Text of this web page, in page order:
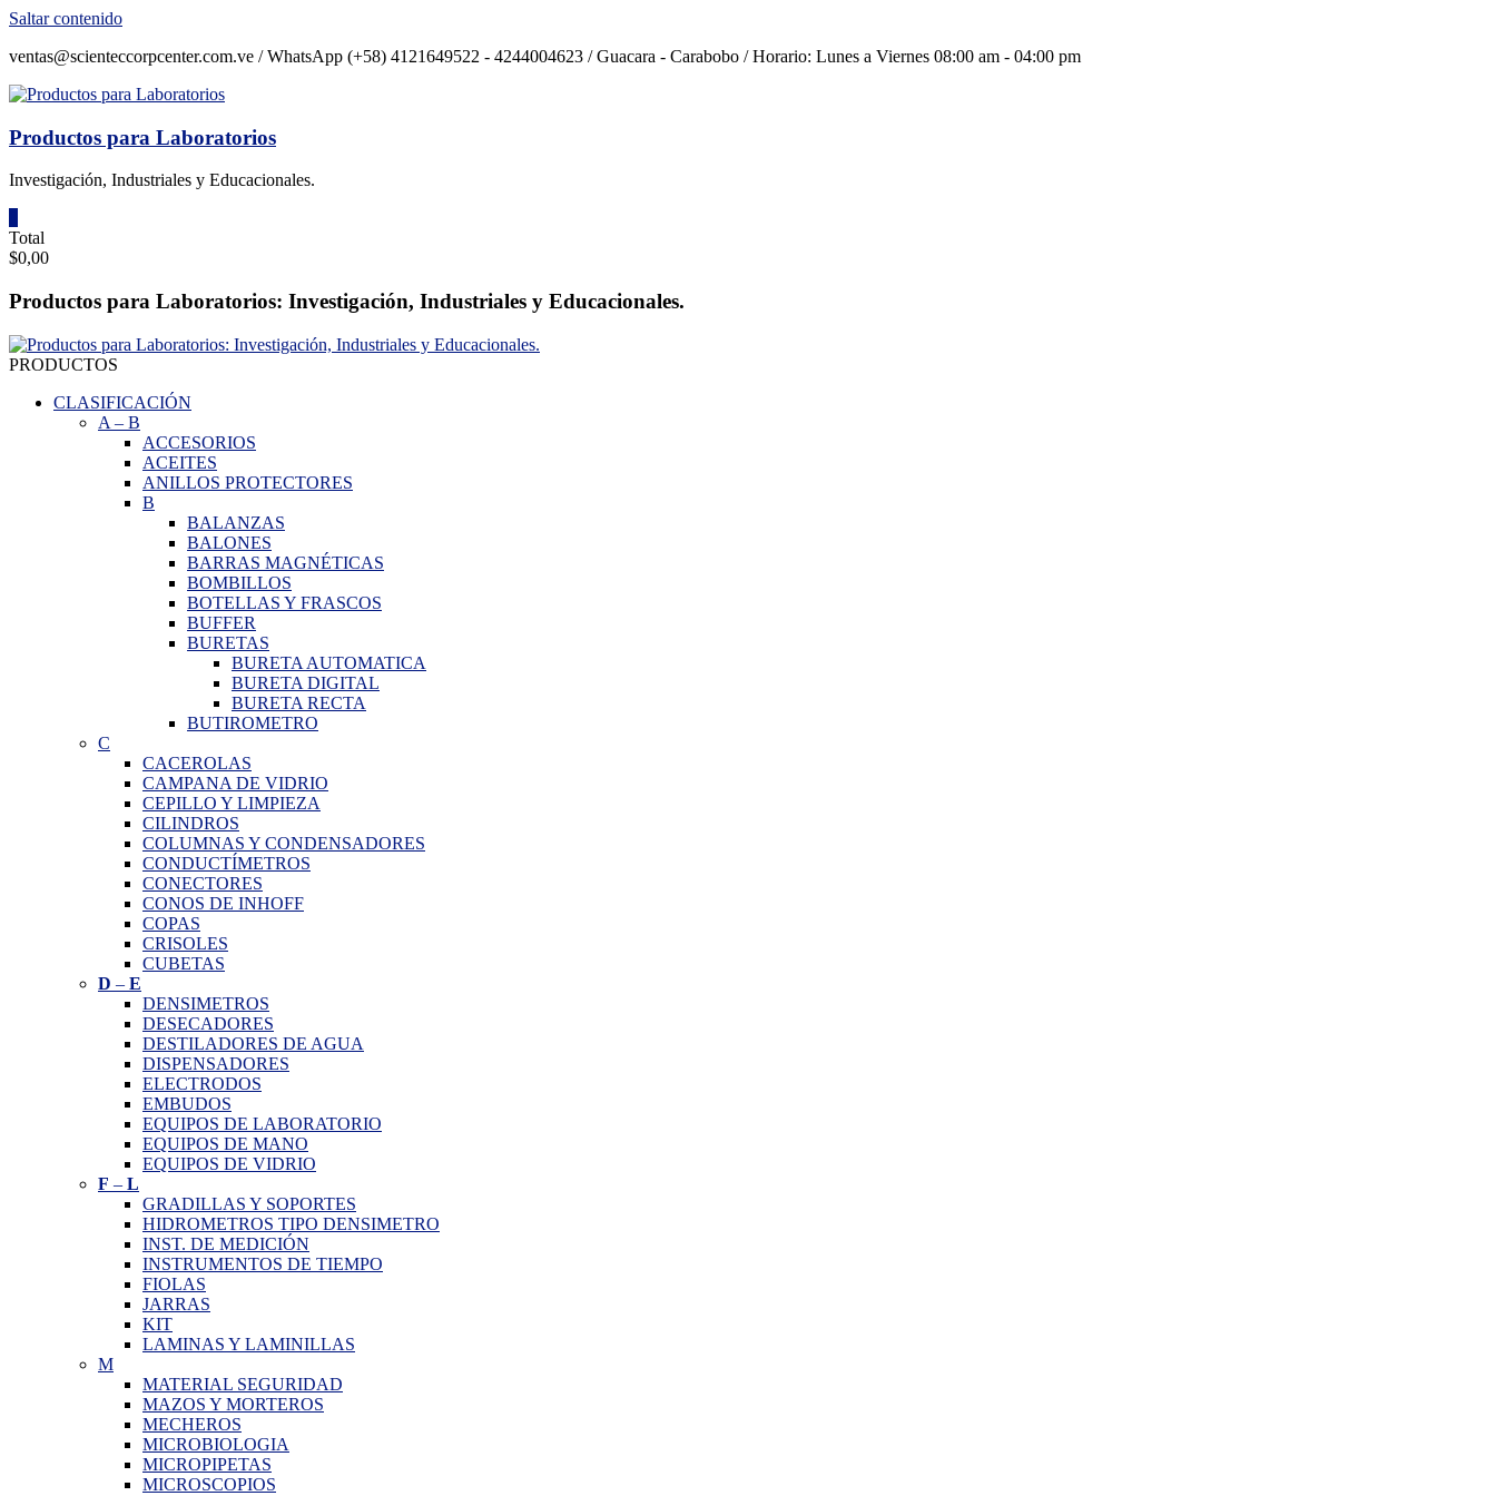
Saltar contenido
ventas@scienteccorpcenter.com.ve / WhatsApp (+58) 4121649522 - 4244004623 / Guacara - Carabobo / Horario: Lunes a Viernes 08:00 am - 04:00 pm
Productos para Laboratorios
Investigación, Industriales y Educacionales.
Total
$0,00
Productos para Laboratorios: Investigación, Industriales y Educacionales.
PRODUCTOS
CLASIFICACIÓN
A – B
ACCESORIOS
ACEITES
ANILLOS PROTECTORES
B
BALANZAS
BALONES
BARRAS MAGNÉTICAS
BOMBILLOS
BOTELLAS Y FRASCOS
BUFFER
BURETAS
BURETA AUTOMATICA
BURETA DIGITAL
BURETA RECTA
BUTIROMETRO
C
CACEROLAS
CAMPANA DE VIDRIO
CEPILLO Y LIMPIEZA
CILINDROS
COLUMNAS Y CONDENSADORES
CONDUCTÍMETROS
CONECTORES
CONOS DE INHOFF
COPAS
CRISOLES
CUBETAS
D – E
DENSIMETROS
DESECADORES
DESTILADORES DE AGUA
DISPENSADORES
ELECTRODOS
EMBUDOS
EQUIPOS DE LABORATORIO
EQUIPOS DE MANO
EQUIPOS DE VIDRIO
F – L
GRADILLAS Y SOPORTES
HIDROMETROS TIPO DENSIMETRO
INST. DE MEDICIÓN
INSTRUMENTOS DE TIEMPO
FIOLAS
JARRAS
KIT
LAMINAS Y LAMINILLAS
M
MATERIAL SEGURIDAD
MAZOS Y MORTEROS
MECHEROS
MICROBIOLOGIA
MICROPIPETAS
MICROSCOPIOS